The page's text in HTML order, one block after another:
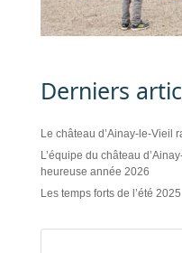
Derniers
Le château d’Ainay-le-Vieil
L’équipe du château
heureuse année 2026
Les temps forts de l’été